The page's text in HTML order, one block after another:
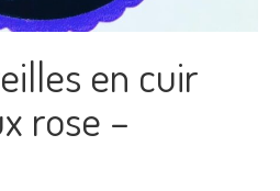
en cuir
rose –